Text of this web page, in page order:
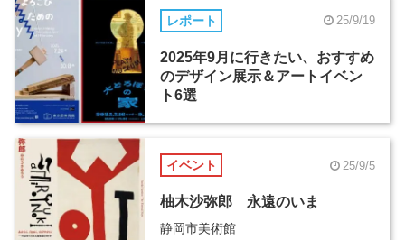
レポート 25/9/19
2025年9月に行きたい、おすすめ
のデザイン展示＆アートイベン
ト6選
イベント 25/9/5
柚木沙弥郎 永遠のいま
静岡市美術館